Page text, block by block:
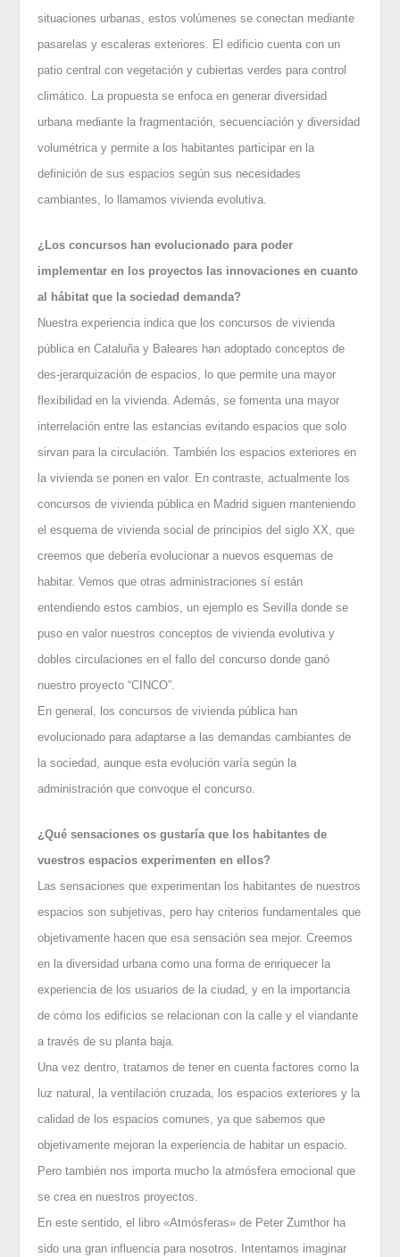
situaciones urbanas, estos volúmenes se conectan mediante
pasarelas y escaleras exteriores. El edificio cuenta con un
patio central con vegetación y cubiertas verdes para control
climático. La propuesta se enfoca en generar diversidad
urbana mediante la fragmentación, secuenciación y diversidad
volumétrica y permite a los habitantes participar en la
definición de sus espacios según sus necesidades
cambiantes, lo llamamos vivienda evolutiva.
¿Los concursos han evolucionado para poder
implementar en los proyectos las innovaciones en cuanto
al hábitat que la sociedad demanda?
Nuestra experiencia indica que los concursos de vivienda
pública en Cataluña y Baleares han adoptado conceptos de
des-jerarquización de espacios, lo que permite una mayor
flexibilidad en la vivienda. Además, se fomenta una mayor
interrelación entre las estancias evitando espacios que solo
sirvan para la circulación. También los espacios exteriores en
la vivienda se ponen en valor. En contraste, actualmente los
concursos de vivienda pública en Madrid siguen manteniendo
el esquema de vivienda social de principios del siglo XX, que
creemos que debería evolucionar a nuevos esquemas de
habitar. Vemos que otras administraciones sí están
entendiendo estos cambios, un ejemplo es Sevilla donde se
puso en valor nuestros conceptos de vivienda evolutiva y
dobles circulaciones en el fallo del concurso donde ganó
nuestro proyecto “CINCO”.
En general, los concursos de vivienda pública han
evolucionado para adaptarse a las demandas cambiantes de
la sociedad, aunque esta evolución varía según la
administración que convoque el concurso.
¿Qué sensaciones os gustaría que los habitantes de
vuestros espacios experimenten en ellos?
Las sensaciones que experimentan los habitantes de nuestros
espacios son subjetivas, pero hay criterios fundamentales que
objetivamente hacen que esa sensación sea mejor. Creemos
en la diversidad urbana como una forma de enriquecer la
experiencia de los usuarios de la ciudad, y en la importancia
de cómo los edificios se relacionan con la calle y el viandante
a través de su planta baja.
Una vez dentro, tratamos de tener en cuenta factores como la
luz natural, la ventilación cruzada, los espacios exteriores y la
calidad de los espacios comunes, ya que sabemos que
objetivamente mejoran la experiencia de habitar un espacio.
Pero también nos importa mucho la atmósfera emocional que
se crea en nuestros proyectos.
En este sentido, el libro «Atmósferas» de Peter Zumthor ha
sido una gran influencia para nosotros. Intentamos imaginar